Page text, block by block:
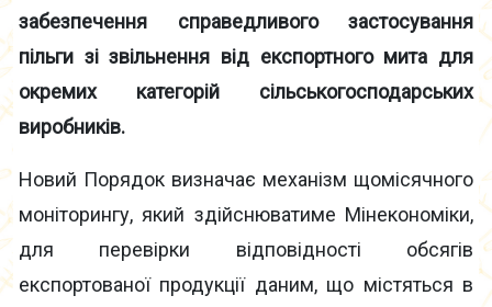
забезпечення справедливого застосування
пільги зі звільнення від експортного мита для
окремих категорій сільськогосподарських
виробників.
Новий Порядок визначає механізм щомісячного
моніторингу, який здійснюватиме Мінекономіки,
для перевірки відповідності обсягів
експортованої продукції даним, що містяться в